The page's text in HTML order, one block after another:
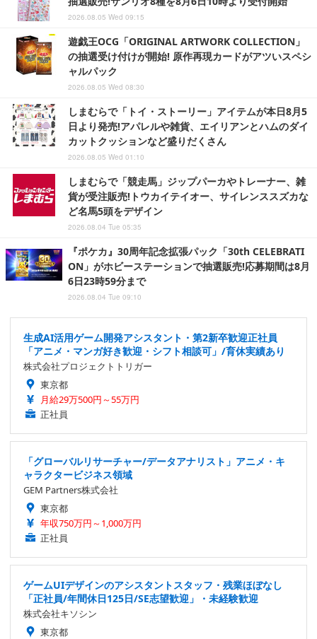
2026.08.05 Wed 09:15
遊戯王OCG「ORIGINAL ARTWORK COLLECTION」
の抽選受け付けが開始! 原作再現カードがアツいスペシ
ャルパック
2026.08.05 Wed 08:30
しまむらで「トイ・ストーリー」アイテムが本日8月5
日より発売!アパレルや雑貨、エイリアンとハムのダイ
カットクッションなど盛りだくさん
2026.08.05 Wed 01:10
しまむらで「競走馬」ジップパーカやトレーナー、雑
貨が受注販売!トウカイテイオー、サイレンススズカな
ど名馬5頭をデザイン
2026.08.04 Tue 05:35
『ポケカ』30周年記念拡張パック「30th CELEBRATI
ON」がホビーステーションで抽選販売!応募期間は8月
6日23時59分まで
2026.08.04 Tue 09:10
生成AI活用ゲーム開発アシスタント・第2新卒歓迎正社員
「アニメ・マンガ好き歓迎・シフト相談可」/育休実績あり
株式会社プロジェクトトリガー
東京都
月給29万500円～55万円
正社員
「グローバルリサーチャー/データアナリスト」アニメ・キ
ャラクタービジネス領域
GEM Partners株式会社
東京都
年収750万円～1,000万円
正社員
ゲームUIデザインのアシスタントスタッフ・残業ほぼなし
「正社員/年間休日125日/SE志望歓迎」・未経験歓迎
株式会社キソシン
東京都